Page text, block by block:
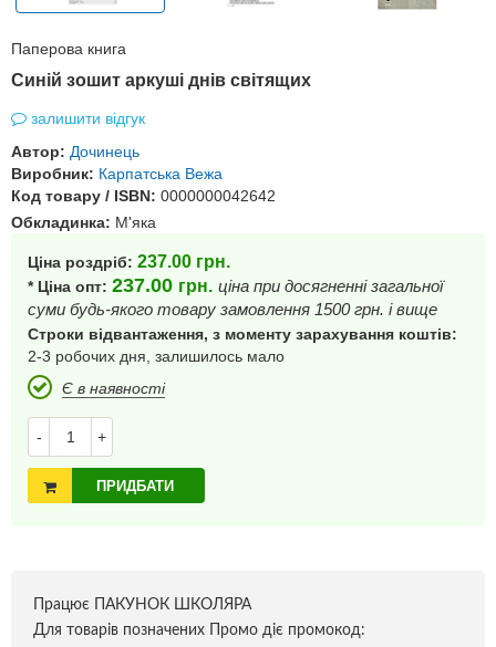
Паперова книга
Синій зошит аркуші днів світящих
залишити відгук
Автор: Дочинець
Виробник: Карпатська Вежа
Код товару / ISBN: 0000000042642
Обкладинка: М'яка
Ціна роздріб: 237.00 грн.
* Ціна опт: 237.00 грн. ціна при досягненні загальної
суми будь-якого товару замовлення 1500 грн. і вище
Строки відвантаження, з моменту зарахування коштів:
2-3 робочих дня, залишилось мало
Є в наявності
- +
ПРИДБАТИ
Працює ПАКУНОК ШКОЛЯРА
Для товарів позначених Промо діє промокод: